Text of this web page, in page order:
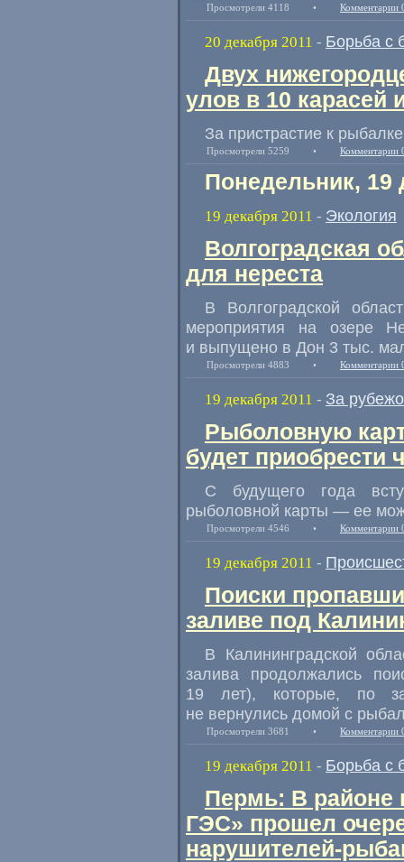
Просмотрели 4118 • Комментарии
20 декабря 2011 - Борьба с
Двух
улов в 10 карасей
За пристрастие к
Просмотрели 5259 • Комментарии
Понедельник, 19
19 декабря 2011 - Экология
Волгоградская
для нереста
В Волгоградской
мероприятия на озере
и выпущено в Дон 3 тыс.
Просмотрели 4883 • Комментарии
19 декабря 2011 - За
Рыболовную
будет приобрести
С будущего года
рыболовной карты — ее
Просмотрели 4546 • Комментарии
19 декабря 2011 -
Поиски
заливе под
В Калининградской
залива продолжались
19 лет), которые, по
не вернулись домой с
Просмотрели 3681 • Комментарии
19 декабря 2011 - Борьба с
Пермь: В районе
ГЭС» прошел
нарушителей-